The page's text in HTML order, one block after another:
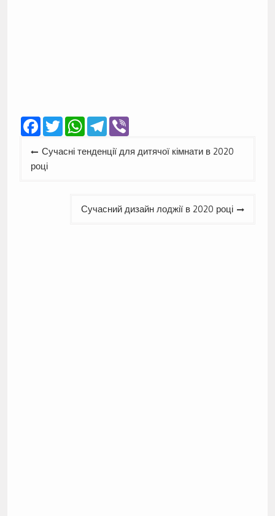
Facebook
TwitterWhatsApp
Telegram
Viber
Навігація
записів
Сучасні тенденції для дитячої кімнати в 2020
році
Сучасний дизайн лоджії в 2020 році